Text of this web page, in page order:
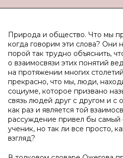
Природа и общество. Что мы
когда говорим эти слова? Они
порой так трудно объяснить,
о взаимосвязи этих понятий
на протяжении многих
прекрасно, что мы, люди,
социуме, которое призвано
связь людей друг с другом и
как раз и является той
рассуждение привел бы самый
ученик, но так ли все просто,
взгляд?